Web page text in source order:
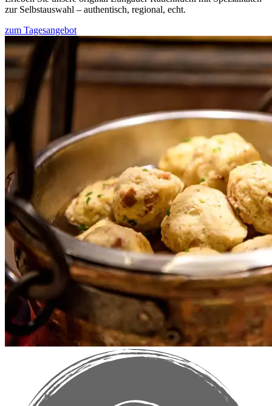
zur Selbstauswahl – authentisch, regional, echt.
zum Tagesangebot